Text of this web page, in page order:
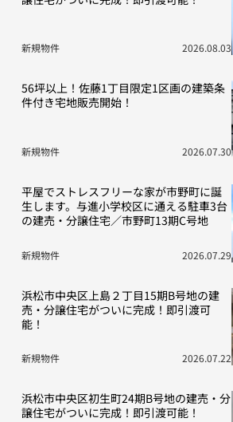
新規物件 2026.08.03
56坪以上！佐藤1丁目限定1区画の建築条
件付き宅地販売開始！
新規物件 2026.07.30
平屋でストレスフリーな家が市野町に誕
生します。与進小学校区に通える駐車3台
の建売・分譲住宅／市野町13期C号地
新規物件 2026.07.29
浜松市中央区上島２丁目15期B号地の建
売・分譲住宅がついに完成！即引渡可
能！
新規物件 2026.07.22
浜松市中央区初生町24期B号地の建売・分
譲住宅がついに完成！即引渡可能！